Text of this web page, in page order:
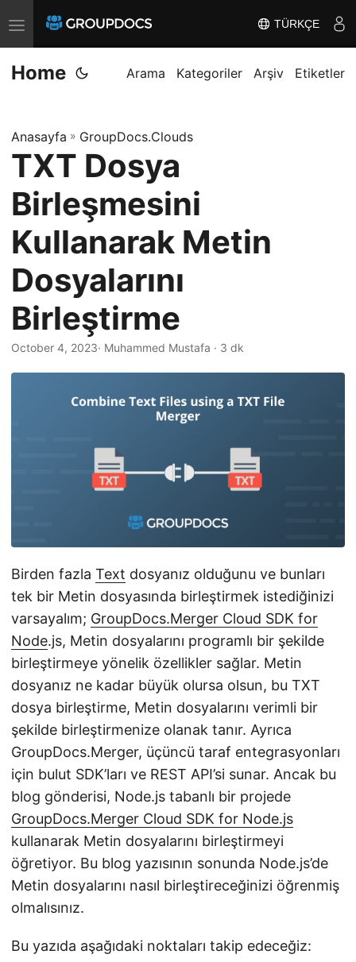
T
o
g
e
n
v
i
g
a
t
i
TÜRKÇE
Home Arama Kategoriler Arşiv Etiketler
Anasayfa » GroupDocs.Clouds
TXT Dosya
Birleşmesini
Kullanarak Metin
Dosyalarını
Birleştirme
October 4, 2023· Muhammed Mustafa · 3 dk
Birden fazla Text dosyanız olduğunu ve bunları
tek bir Metin dosyasında birleştirmek istediğinizi
varsayalım; GroupDocs.Merger Cloud SDK for
Node.js, Metin dosyalarını programlı bir şekilde
birleştirmeye yönelik özellikler sağlar. Metin
dosyanız ne kadar büyük olursa olsun, bu TXT
dosya birleştirme, Metin dosyalarını verimli bir
şekilde birleştirmenize olanak tanır. Ayrıca
GroupDocs.Merger, üçüncü taraf entegrasyonları
için bulut SDK’ları ve REST API’si sunar. Ancak bu
blog gönderisi, Node.js tabanlı bir projede
GroupDocs.Merger Cloud SDK for Node.js
kullanarak Metin dosyalarını birleştirmeyi
öğretiyor. Bu blog yazısının sonunda Node.js’de
Metin dosyalarını nasıl birleştireceğinizi öğrenmiş
olmalısınız.
Bu yazıda aşağıdaki noktaları takip edeceğiz: